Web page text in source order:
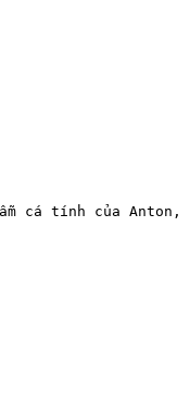
cá tính của